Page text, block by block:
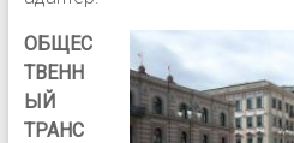
ОБЩЕС
ТВЕНН
ЫЙ
ТРАНС